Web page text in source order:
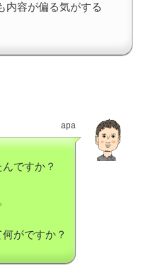
内容が偏る気がする
apa
ですか？
がですか？